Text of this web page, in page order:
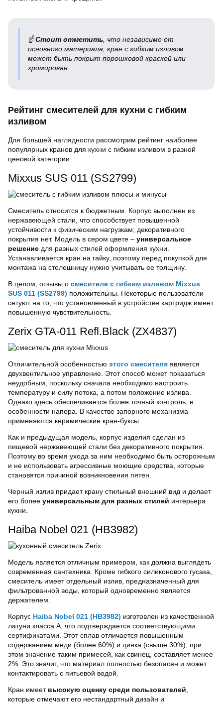
☝Стоит отметить, что независимо от
основного материала, кран с гибким изливом
может быть покрыт порошковой краской или
хромирован.
Рейтинг смесителей для кухни с гибким
изливом
Для большей наглядности рассмотрим рейтинг наиболее
популярных кранов для кухни с гибким изливом в разной
ценовой категории.
Mixxus SUS 011 (SS2799)
Смеситель относится к бюджетным. Корпус выполнен из
нержавеющей стали, что способствует повышенной
устойчивости к физическим нагрузкам; декоративного
покрытия нет. Модель в сером цвете – универсальное
решение для разных стилей оформления кухни.
Устанавливается кран на гайку, поэтому перед покупкой для
монтажа на столешницу нужно учитывать ее толщину.
В целом, отзывы о смесителе с гибким изливом Mixxus
SUS 011 (SS2799) положительны. Некоторые пользователи
сетуют на то, что установленный в устройстве картридж имеет
повышенную чувствительность.
Zerix GTA-011 Refl.Black (ZX4837)
Отличительной особенностью этого смесителя является
двухвентильное управление. Этот способ может показаться
неудобным, поскольку сначала необходимо настроить
температуру и силу потока, а потом положение излива.
Однако здесь обеспечивается более точный контроль, в
особенности напора. В качестве запорного механизма
применяются керамические кран-буксы.
Как и предыдущая модель, корпус изделия сделан из
пищевой нержавеющей стали без декоративного покрытия.
Поэтому во время ухода за ним необходимо быть осторожным
и не использовать агрессивные моющие средства, которые
становятся причиной возникновения пятен.
Черный излив придает крану стильный внешний вид и делает
его более универсальным для разных стилей интерьера
кухни.
Haiba Nobel 021 (HB3982)
Модель является отличным примером, как должна выглядеть
современная сантехника. Кроме гибкого силиконового гусака,
смеситель имеет отдельный излив, предназначенный для
фильтрованной воды, который одновременно является
держателем.
Корпус Haiba Nobel 021 (HB3982) изготовлен из качественной
латуни класса А, что подтверждается соответствующими
сертификатами. Этот сплав отличается повышенным
содержанием меди (более 60%) и цинка (свыше 30%), при
этом значение таким примесей, как свинец, составляет менее
2%. Это значит, что материал полностью безопасен и может
контактировать с питьевой водой.
Кран имеет высокую оценку среди пользователей,
которые отмечают его нестандартный дизайн и